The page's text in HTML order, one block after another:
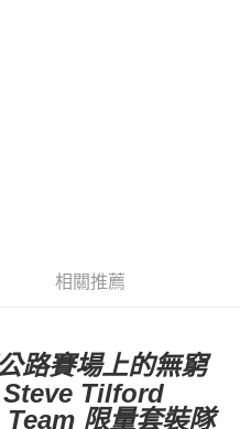
運費
運費
運費
)免運費
相關推薦
路賽場上的無窮
Steve Tilford
限量套裝隊